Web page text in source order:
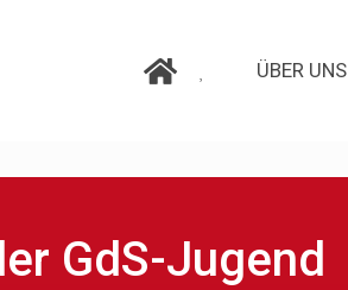
ÜBER UNS
GdS-Jugend